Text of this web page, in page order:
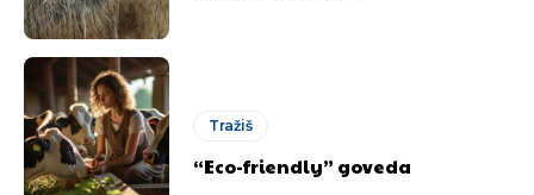
Tražiš
“Eco-friendly” goveda